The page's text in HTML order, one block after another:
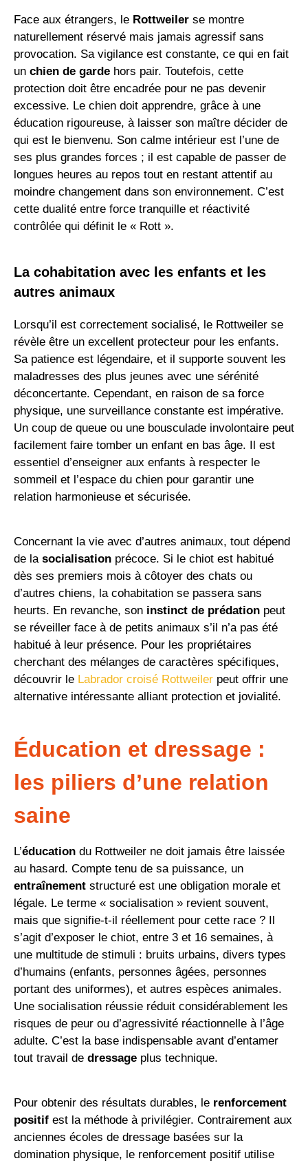
Face aux étrangers, le Rottweiler se montre
naturellement réservé mais jamais agressif sans
provocation. Sa vigilance est constante, ce qui en fait
un chien de garde hors pair. Toutefois, cette
protection doit être encadrée pour ne pas devenir
excessive. Le chien doit apprendre, grâce à une
éducation rigoureuse, à laisser son maître décider de
qui est le bienvenu. Son calme intérieur est l’une de
ses plus grandes forces ; il est capable de passer de
longues heures au repos tout en restant attentif au
moindre changement dans son environnement. C’est
cette dualité entre force tranquille et réactivité
contrôlée qui définit le « Rott ».
La cohabitation avec les enfants et les
autres animaux
Lorsqu’il est correctement socialisé, le Rottweiler se
révèle être un excellent protecteur pour les enfants.
Sa patience est légendaire, et il supporte souvent les
maladresses des plus jeunes avec une sérénité
déconcertante. Cependant, en raison de sa force
physique, une surveillance constante est impérative.
Un coup de queue ou une bousculade involontaire peut
facilement faire tomber un enfant en bas âge. Il est
essentiel d’enseigner aux enfants à respecter le
sommeil et l’espace du chien pour garantir une
relation harmonieuse et sécurisée.
Concernant la vie avec d’autres animaux, tout dépend
de la socialisation précoce. Si le chiot est habitué
dès ses premiers mois à côtoyer des chats ou
d’autres chiens, la cohabitation se passera sans
heurts. En revanche, son instinct de prédation peut
se réveiller face à de petits animaux s’il n’a pas été
habitué à leur présence. Pour les propriétaires
cherchant des mélanges de caractères spécifiques,
découvrir le Labrador croisé Rottweiler peut offrir une
alternative intéressante alliant protection et jovialité.
Éducation et dressage :
les piliers d’une relation
saine
L’éducation du Rottweiler ne doit jamais être laissée
au hasard. Compte tenu de sa puissance, un
entraînement structuré est une obligation morale et
légale. Le terme « socialisation » revient souvent,
mais que signifie-t-il réellement pour cette race ? Il
s’agit d’exposer le chiot, entre 3 et 16 semaines, à
une multitude de stimuli : bruits urbains, divers types
d’humains (enfants, personnes âgées, personnes
portant des uniformes), et autres espèces animales.
Une socialisation réussie réduit considérablement les
risques de peur ou d’agressivité réactionnelle à l’âge
adulte. C’est la base indispensable avant d’entamer
tout travail de dressage plus technique.
Pour obtenir des résultats durables, le renforcement
positif est la méthode à privilégier. Contrairement aux
anciennes écoles de dressage basées sur la
domination physique, le renforcement positif utilise